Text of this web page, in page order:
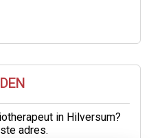
in Hilversum?
adres.